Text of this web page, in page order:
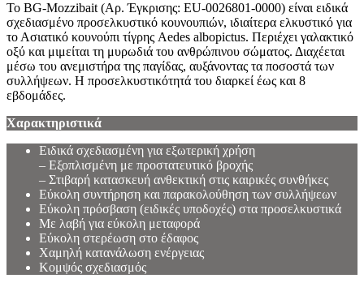
To BG-Mozzibait (Αρ. Έγκρισης: EU-0026801-0000) είναι ειδικά
σχεδιασμένο προσελκυστικό κουνουπιών, ιδιαίτερα ελκυστικό για
το Ασιατικό κουνούπι τίγρης Aedes albopictus. Περιέχει γαλακτικό
οξύ και μιμείται τη μυρωδιά του ανθρώπινου σώματος. Διαχέεται
μέσω του ανεμιστήρα της παγίδας, αυξάνοντας τα ποσοστά των
συλλήψεων. Η προσελκυστικότητά του διαρκεί έως και 8
εβδομάδες.
Χαρακτηριστικά
Ειδικά σχεδιασμένη για εξωτερική χρήση
– Εξοπλισμένη με προστατευτικό βροχής
– Στιβαρή κατασκευή ανθεκτική στις καιρικές συνθήκες
Εύκολη συντήρηση και παρακολούθηση των συλλήψεων
Εύκολη πρόσβαση (ειδικές υποδοχές) στα προσελκυστικά
Με λαβή για εύκολη μεταφορά
Εύκολη στερέωση στο έδαφος
Χαμηλή κατανάλωση ενέργειας
Κομψός σχεδιασμός